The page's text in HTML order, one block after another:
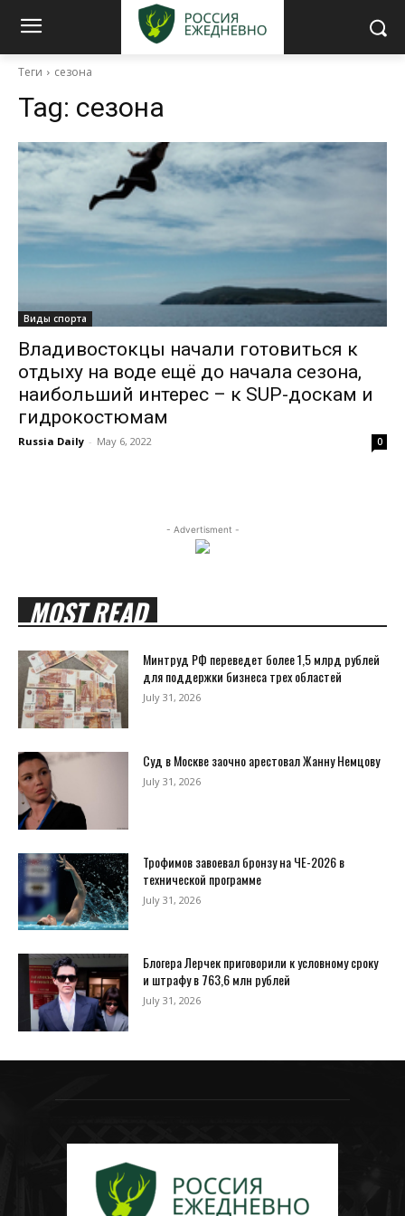
Теги сезона
Tag: сезона
Виды спорта
Владивостокцы начали готовиться к
отдыху на воде ещё до начала сезона,
наибольший интерес – к SUP-доскам и
гидрокостюмам
Russia Daily - May 6, 2022 0
- Advertisment -
MOST READ
Минтруд РФ переведет более 1,5 млрд рублей
для поддержки бизнеса трех областей
July 31, 2026
Суд в Москве заочно арестовал Жанну Немцову
July 31, 2026
Трофимов завоевал бронзу на ЧЕ-2026 в
технической программе
July 31, 2026
Блогера Лерчек приговорили к условному сроку
и штрафу в 763,6 млн рублей
July 31, 2026